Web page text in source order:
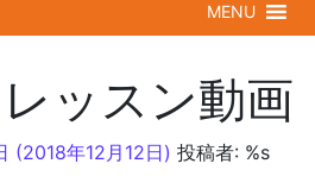
MENU
ッスン動画
(2018年12月12日) 投稿者: %s